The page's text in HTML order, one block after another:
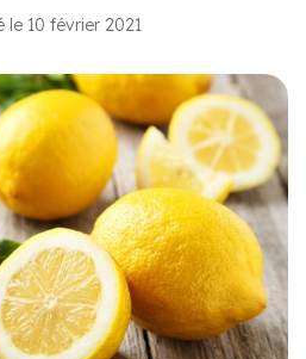
le 10 février 2021